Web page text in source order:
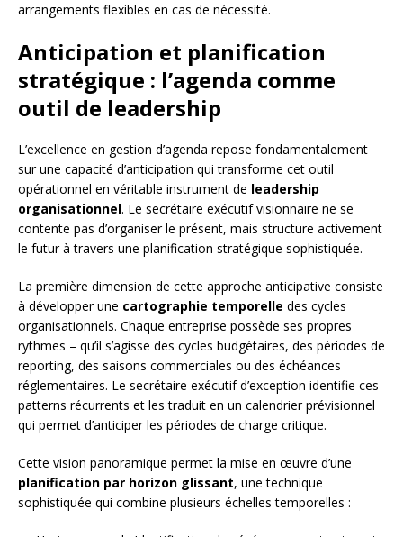
arrangements flexibles en cas de nécessité.
Anticipation et planification
stratégique : l’agenda comme
outil de leadership
L’excellence en gestion d’agenda repose fondamentalement
sur une capacité d’anticipation qui transforme cet outil
opérationnel en véritable instrument de leadership
organisationnel. Le secrétaire exécutif visionnaire ne se
contente pas d’organiser le présent, mais structure activement
le futur à travers une planification stratégique sophistiquée.
La première dimension de cette approche anticipative consiste
à développer une cartographie temporelle des cycles
organisationnels. Chaque entreprise possède ses propres
rythmes – qu’il s’agisse des cycles budgétaires, des périodes de
reporting, des saisons commerciales ou des échéances
réglementaires. Le secrétaire exécutif d’exception identifie ces
patterns récurrents et les traduit en un calendrier prévisionnel
qui permet d’anticiper les périodes de charge critique.
Cette vision panoramique permet la mise en œuvre d’une
planification par horizon glissant, une technique
sophistiquée qui combine plusieurs échelles temporelles :